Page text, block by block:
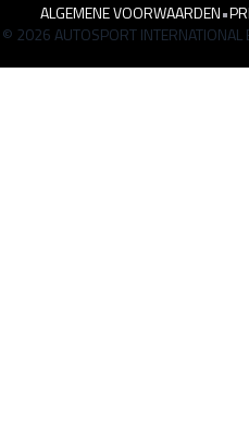
ALGEMENE VOORWAARDEN•
© 2026 AUTOSPORT INTERNATIONAL